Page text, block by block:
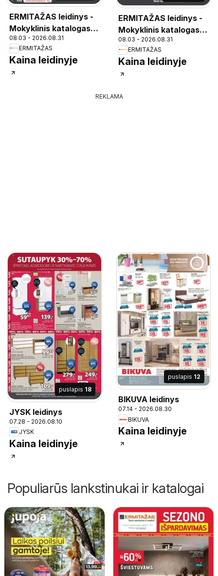
ERMITAŽAS leidinys -
Mokyklinis katalogas
2026
08.03 - 2026.08.31
ERMITAŽAS
Kaina leidinyje
ERMITAŽAS leidinys -
Mokyklinis katalogas
2026
08.03 - 2026.08.31
ERMITAŽAS
Kaina leidinyje
REKLAMA
puslapis 18
JYSK leidinys
07.28 - 2026.08.10
JYSK
Kaina leidinyje
puslapis 12
BIKUVA leidinys
07.14 - 2026.08.30
BIKUVA
Kaina leidinyje
Populiarūs lankstinukai ir katalogai